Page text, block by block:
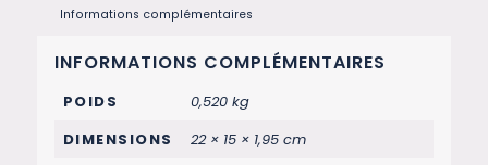
Informations complémentaires
INFORMATIONS COMPLÉMENTAIRES
POIDS
0,520 kg
DIMENSIONS
22 × 15 × 1,95 cm